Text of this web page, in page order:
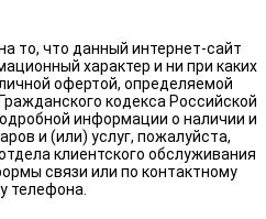
то, что данный интернет-сайт
характер и ни при каких
офертой, определяемой
кодекса Российской
информации о наличии и
и (или) услуг, пожалуйста,
клиентского обслуживания
связи или по контактному
телефона.